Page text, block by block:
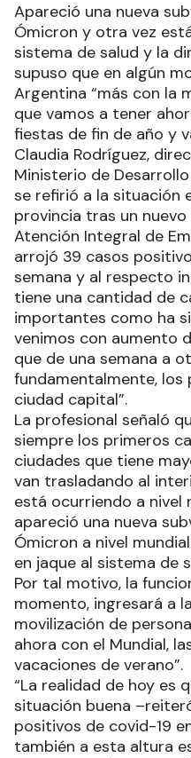
Apareció una nueva
Ómicron y otra vez
sistema de salud y la
supuso que en algún
Argentina “más con la
que vamos a tener
fiestas de fin de año y
Claudia Rodríguez,
Ministerio de
se refirió a la situación
provincia tras un
Atención Integral de
arrojó 39 casos
semana y al respecto
tiene una cantidad de
importantes como ha
venimos con aumento
que de una semana a
fundamentalmente, los
ciudad capital”.
La profesional señaló
siempre los primeros
ciudades que tiene
van trasladando al
está ocurriendo a nivel
apareció una nueva
Ómicron a nivel
en jaque al sistema de
Por tal motivo, la
momento, ingresará a
movilización de
ahora con el Mundial,
vacaciones de verano”.
“La realidad de hoy es
situación buena
positivos de covid-19
también a esta altura